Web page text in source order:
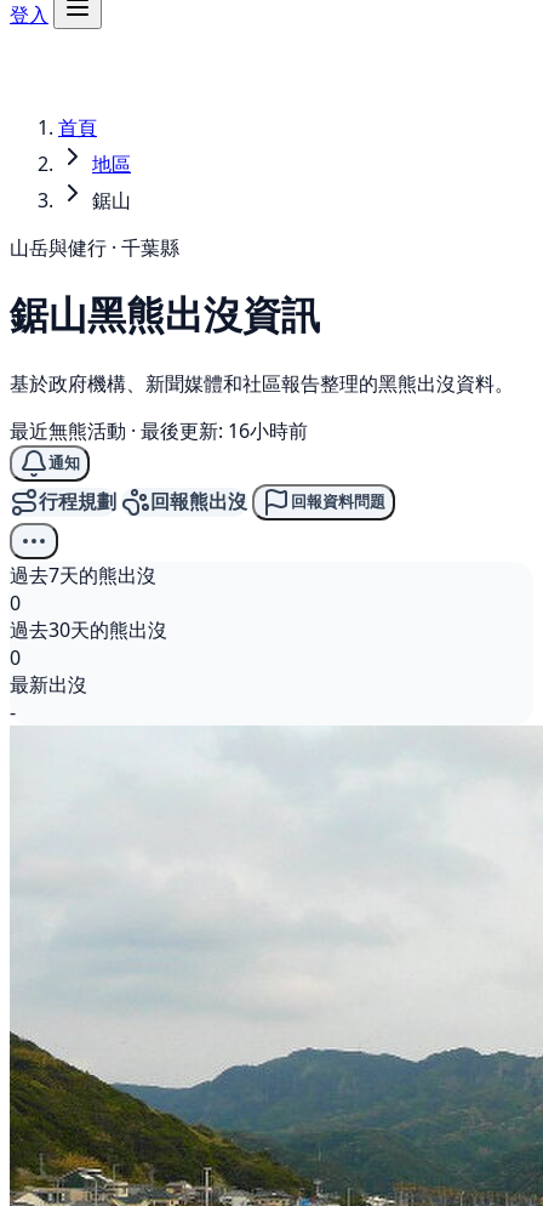
登入
首頁
地區
鋸山
山岳與健行 · 千葉縣
鋸山黑熊出沒資訊
基於政府機構、新聞媒體和社區報告整理的黑熊出沒資料。
最近無熊活動 · 最後更新: 16小時前
通知
行程規劃 回報熊出沒 回報資料問題
過去7天的熊出沒
0
過去30天的熊出沒
0
最新出沒
-